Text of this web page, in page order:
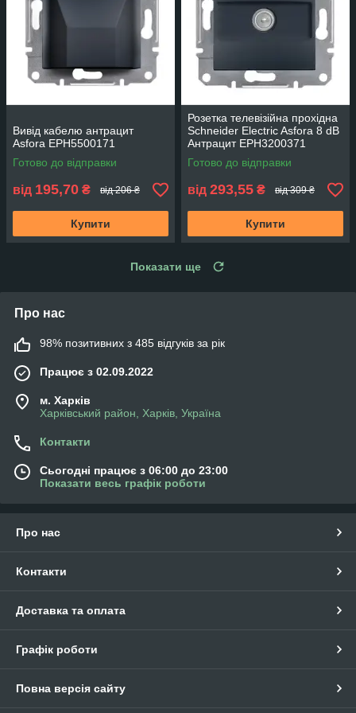
Вивід кабелю антрацит
Asfora EPH5500171
Готово до відправки
від 195,70 ₴ від 206 ₴
Купити
Розетка телевізійна прохідна
Schneider Electric Asfora 8 dB
Антрацит EPH3200371
Готово до відправки
від 293,55 ₴ від 309 ₴
Купити
Показати ще
Про нас
98% позитивних з 485 відгуків за рік
Працює з 02.09.2022
м. Харків
Харківський район, Харків, Україна
Контакти
Сьогодні працює з 06:00 до 23:00
Показати весь графік роботи
Про нас
Контакти
Доставка та оплата
Графік роботи
Повна версія сайту